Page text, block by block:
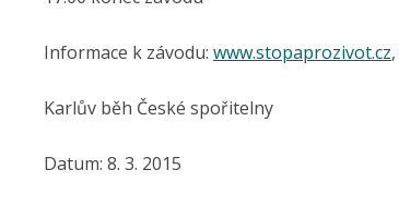
Informace k závodu: www.stopaprozivot.cz,
Karlův běh České spořitelny
Datum: 8. 3. 2015